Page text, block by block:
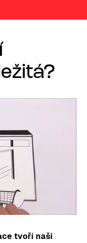
tvoří naši